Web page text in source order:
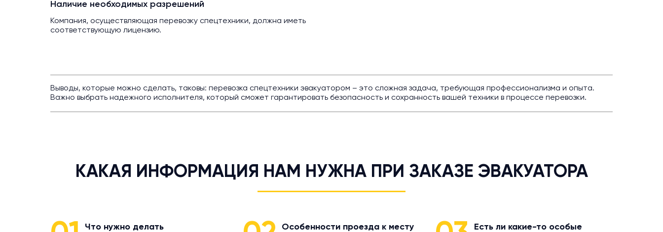
Наличие необходимых разрешений
Компания, осуществляющая перевозку спецтехники, должна иметь
соответствующую лицензию.
Выводы, которые можно сделать, таковы: перевозка спецтехники эвакуатором – это сложная задача, требующая профессионализма и опыта.
Важно выбрать надежного исполнителя, который сможет гарантировать безопасность и сохранность вашей техники в процессе перевозки.
КАКАЯ ИНФОРМАЦИЯ НАМ НУЖНА ПРИ ЗАКАЗЕ ЭВАКУАТОРА
Что нужно делать Особенности проезда к месту Есть ли какие-то особые